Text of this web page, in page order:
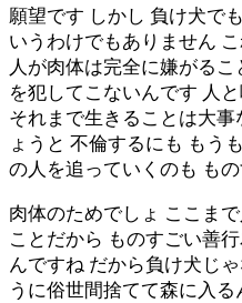
願望です しかし 負け犬で
いうわけでもありません
人が肉体は完全に嫌がる
を犯してこないんです 人
それまで生きることは大
ょうと 不倫するにも もう
の人を追っていくのも も
肉体のためでしょ ここま
ことだから ものすごい善
んですね だから負け犬じ
うに俗世間捨てて森に入